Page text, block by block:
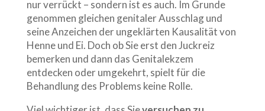
nur verrückt – sondern ist es auch. Im Grunde
genommen gleichen genitaler Ausschlag und
seine Anzeichen der ungeklärten Kausalität von
Henne und Ei. Doch ob Sie erst den Juckreiz
bemerken und dann das Genitalekzem
entdecken oder umgekehrt, spielt für die
Behandlung des Problems keine Rolle.